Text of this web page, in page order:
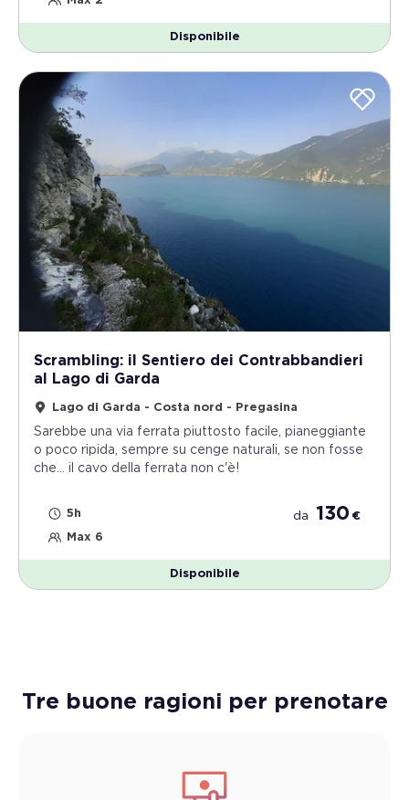
Disponibile
Scrambling: il Sentiero dei Contrabbandieri
al Lago di Garda
Lago di Garda - Costa nord - Pregasina
Sarebbe una via ferrata piuttosto facile, pianeggiante
o poco ripida, sempre su cenge naturali, se non fosse
che… il cavo della ferrata non c'è!
5h
Max 6
da 130 €
Disponibile
Tre buone ragioni per prenotare